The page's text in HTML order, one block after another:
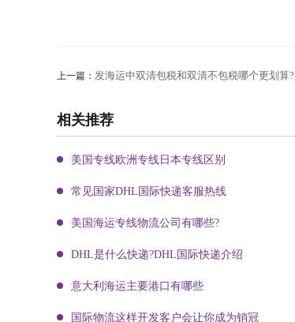
上一篇： 发海运中双清包税和双清不包税哪个更划算?
相关推荐
美国专线欧洲专线日本专线区别
常见国家DHL国际快递客服热线
美国海运专线物流公司有哪些?
DHL是什么快递?DHL国际快递介绍
意大利海运主要港口有哪些
国际物流这样开发客户会让你成为销冠